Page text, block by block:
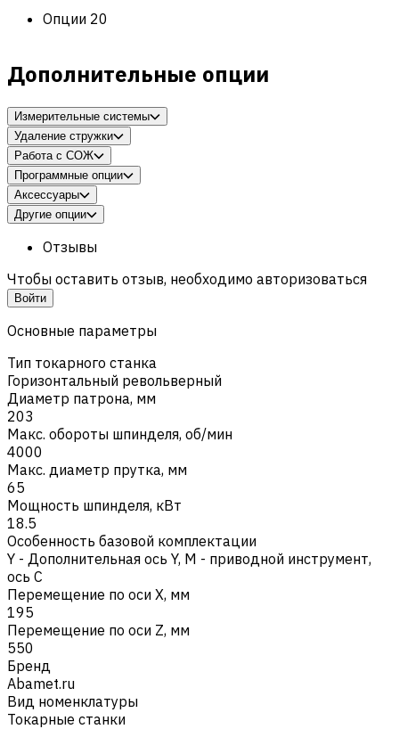
Опции 20
Дополнительные опции
Измерительные системы
Удаление стружки
Работа с СОЖ
Программные опции
Аксессуары
Другие опции
Отзывы
Чтобы оставить отзыв, необходимо авторизоваться
Войти
Основные параметры
Тип токарного станка
Горизонтальный револьверный
Диаметр патрона, мм
203
Макс. обороты шпинделя, об/мин
4000
Макс. диаметр прутка, мм
65
Мощность шпинделя, кВт
18.5
Особенность базовой комплектации
Y - Дополнительная ось Y, M - приводной инструмент,
ось C
Перемещение по оси X, мм
195
Перемещение по оси Z, мм
550
Бренд
Abamet.ru
Вид номенклатуры
Токарные станки